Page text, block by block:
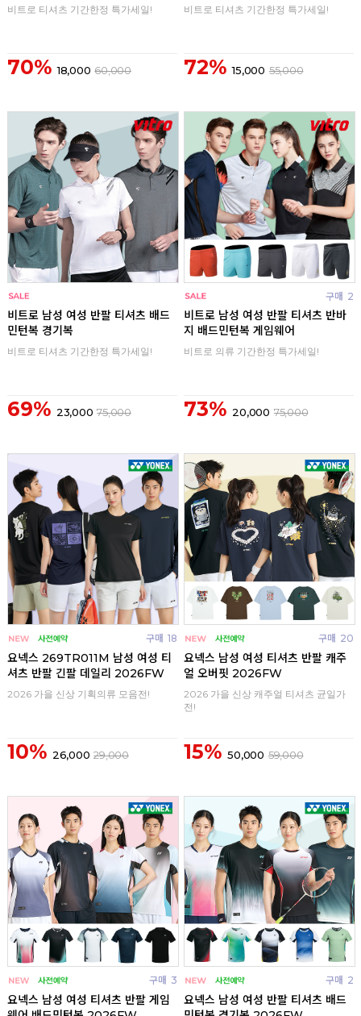
비트로 티셔츠 기간한정 특가세일!
70% 18,000 60,000
비트로 티셔츠 기간한정 특가세일!
72% 15,000 55,000
비트로 남성 여성 반팔 티셔츠 배드
민턴복 경기복
비트로 티셔츠 기간한정 특가세일!
69% 23,000 75,000
구매 2
비트로 남성 여성 반팔 티셔츠 반바
지 배드민턴복 게임웨어
비트로 의류 기간한정 특가세일!
73% 20,000 75,000
구매 18
요넥스 269TR011M 남성 여성 티
셔츠 반팔 긴팔 데일리 2026FW
2026 가을 신상 기획의류 모음전!
10% 26,000 29,000
구매 20
요넥스 남성 여성 티셔츠 반팔 캐주
얼 오버핏 2026FW
2026 가을 신상 캐주얼 티셔츠 균일가
전!
15% 50,000 59,000
구매 3
요넥스 남성 여성 티셔츠 반팔 게임
구매 2
요넥스 남성 여성 반팔 티셔츠 배드